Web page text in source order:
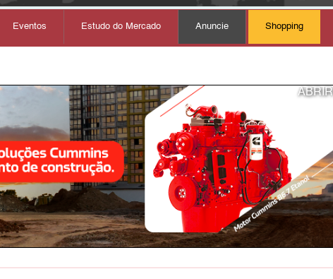
Eventos Estudo do Mercado Anuncie Shopping
ABRIR